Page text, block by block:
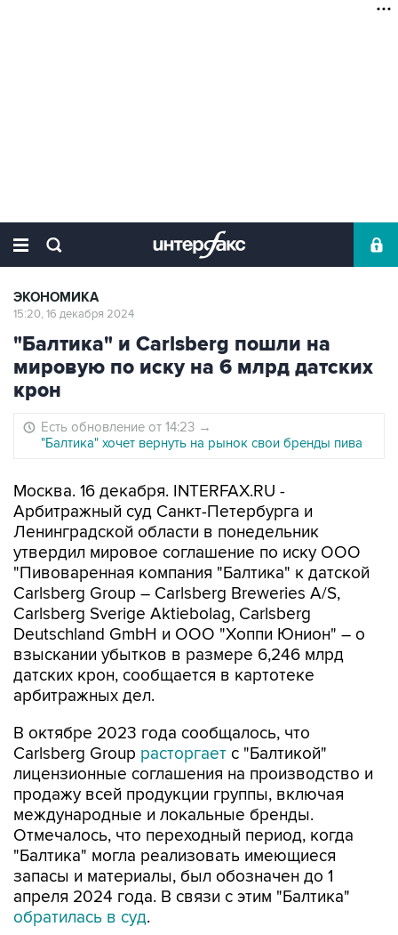
ЭКОНОМИКА
15:20, 16 декабря 2024
"Балтика" и Сarlsberg пошли на
мировую по иску на 6 млрд датских
крон
Есть обновление от 14:23 →
"Балтика" хочет вернуть на рынок свои бренды пива
Москва. 16 декабря. INTERFAX.RU -
Арбитражный суд Санкт-Петербурга и
Ленинградской области в понедельник
утвердил мировое соглашение по иску ООО
"Пивоваренная компания "Балтика" к датской
Carlsberg Group – Carlsberg Breweries A/S,
Carlsberg Sverige Aktiebolag, Carlsberg
Deutschland GmbH и ООО "Хоппи Юнион" – о
взыскании убытков в размере 6,246 млрд
датских крон, сообщается в картотеке
арбитражных дел.
В октябре 2023 года сообщалось, что
Carlsberg Group расторгает с "Балтикой"
лицензионные соглашения на производство и
продажу всей продукции группы, включая
международные и локальные бренды.
Отмечалось, что переходный период, когда
"Балтика" могла реализовать имеющиеся
запасы и материалы, был обозначен до 1
апреля 2024 года. В связи с этим "Балтика"
обратилась в суд.